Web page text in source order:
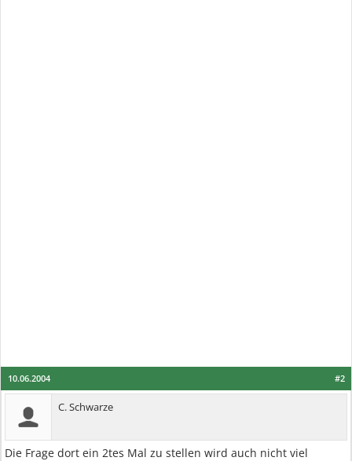
#2
10.06.2004
C. Schwarze
Die Frage dort ein 2tes Mal zu stellen wird auch nicht viel